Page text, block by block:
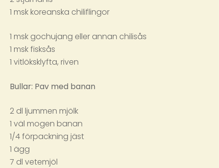
1 msk koreanska chiliflingor
1 msk gochujang eller annan chilisås
1 msk fisksås
1 vitlöksklyfta, riven
Bullar: Pav med banan
2 dl ljummen mjölk
1 väl mogen banan
1/4 förpackning jäst
1 ägg
7 dl vetemjöl